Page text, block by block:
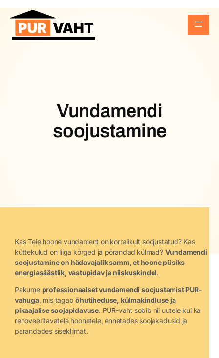
Vundamendi
soojustamine
Kas Teie hoone vundament on korralikult soojustatud? Kas
küttekulud on liiga kõrged ja põrandad külmad? Vundamendi
soojustamine on hädavajalik samm, et hoone püsiks
energiasäästlik, vastupidav ja niiskuskindel.
Pakume professionaalset vundamendi soojustamist PUR-
vahuga, mis tagabõhutiheduse, külmakindluse ja
pikaajalise soojapidavuse. PUR-vaht sobib nii uutele kui ka
renoveeritavatele hoonetele, ennetades soojakadusid ja
parandades sisekliimat.